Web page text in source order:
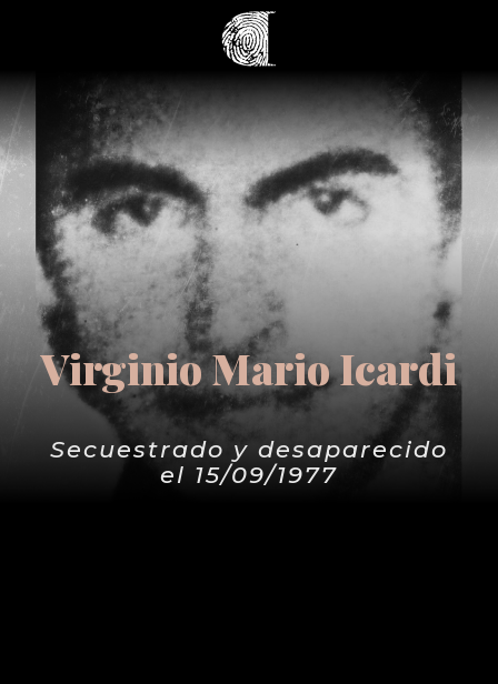
Virginio Mario Icardi
Secuestrado y desaparecido
el 15/09/1977